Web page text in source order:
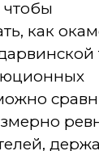
чтобы
как